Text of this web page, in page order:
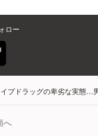
ロー
プドラッグの卑劣な実態…
へ